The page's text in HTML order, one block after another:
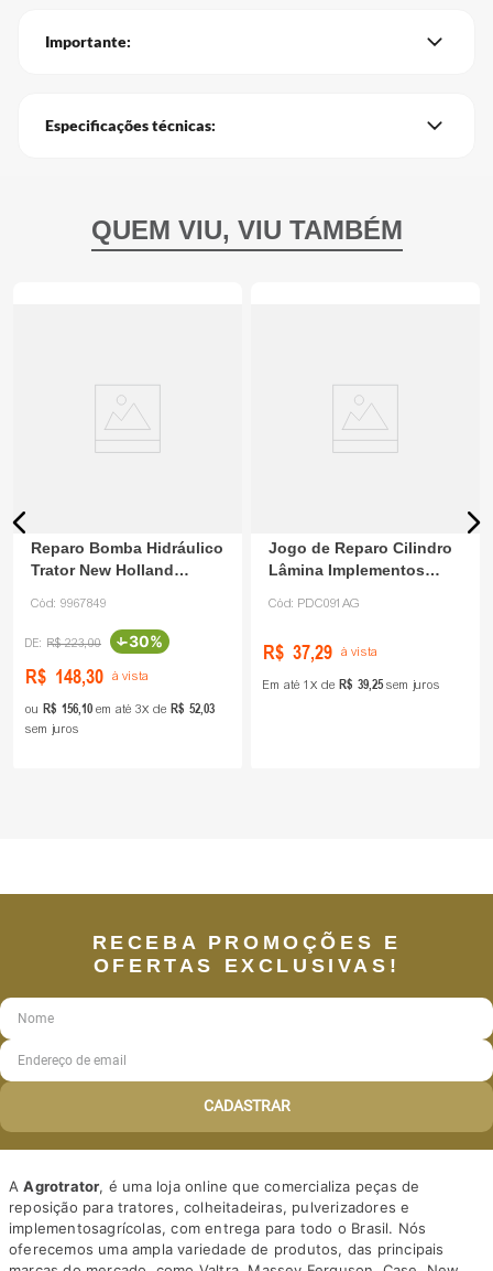
Importante:
Especificações técnicas:
Reparo Bomba Hidráulico
Trator New Holland
Cód: 9967849
R$ 223,00 -30%
R$ 148,30 à vista
ou R$ 15610 em até 3 de R$ 5203
sem juros
Jogo de Reparo Cilindro
Lâmina Implementos
Cód: PDC091AG
R$ 37,29 à vista
Em até 1 de R$ 3925 sem juros
RECEBA PROMOÇÕES E
OFERTAS EXCLUSIVAS!
CADASTRAR
AAgrotrator, é uma loja online que comercializa peças de
reposição para tratores, colheitadeiras, pulverizadores e
implementosagrícolas, com entrega para todo o Brasil. Nós
oferecemos uma ampla variedade de produtos, das principais